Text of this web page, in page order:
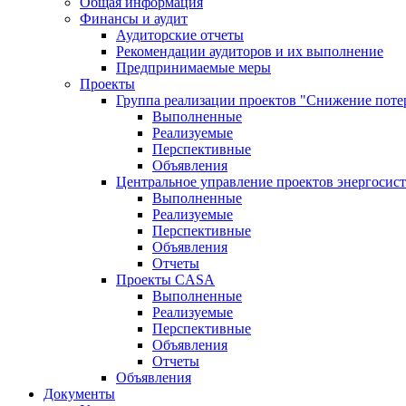
Финансы и аудит
Аудиторские отчеты
Рекомендации аудиторов и их выполнение
Предпринимаемые меры
Проекты
Группа реализации проектов "Снижение
Выполненные
Реализуемые
Перспективные
Объявления
Центральное управление проектов
Выполненные
Реализуемые
Перспективные
Объявления
Отчеты
Проекты CASA
Выполненные
Реализуемые
Перспективные
Объявления
Отчеты
Объявления
Документы